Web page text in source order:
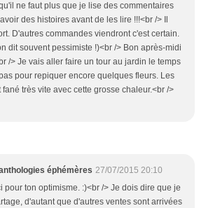
ne faut plus que je lise des commentaires
des histoires avant de les lire !!!<br /> Il
D'autres commandes viendront c'est certain.
dit souvent pessimiste !)<br /> Bon après-midi
/> Je vais aller faire un tour au jardin le temps
pour repiquer encore quelques fleurs. Les
très vite avec cette grosse chaleur.<br />
éphémères 27/07/2015 20:10
pour ton optimisme. :)<br /> Je dois dire que je
d'autant que d'autres ventes sont arrivées